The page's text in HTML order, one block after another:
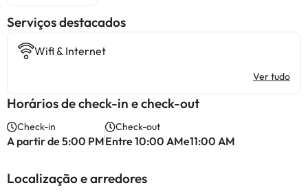
Serviços destacados
Wifi & Internet
Ver tudo
Horários de check-in e check-out
Check-in
A partir de 5:00 PM
Check-out
Entre 10:00 AMe11:00 AM
Localização e arredores